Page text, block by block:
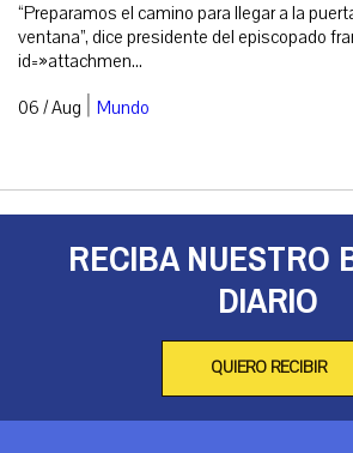
“Preparamos el camino para llegar a la
ventana”, dice presidente del episcopado
id=»attachmen...
06 / Aug | Mundo
RECIBA NUESTRO
DIARIO
QUIERO RECIBIR